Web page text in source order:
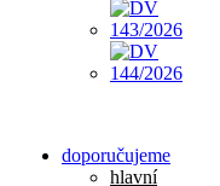
doporučujeme
hlavní